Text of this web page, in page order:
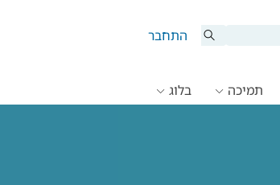
התחבר
תמיכה בלוג